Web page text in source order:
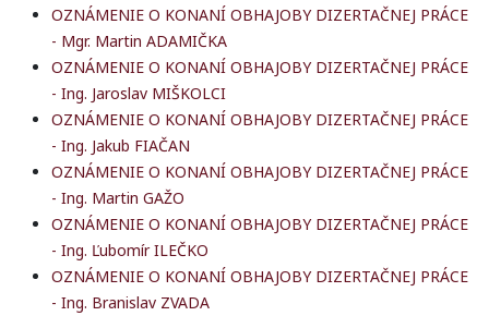
OZNÁMENIE O KONANÍ OBHAJOBY DIZERTAČNEJ PRÁCE
- Mgr. Martin ADAMIČKA
OZNÁMENIE O KONANÍ OBHAJOBY DIZERTAČNEJ PRÁCE
- Ing. Jaroslav MIŠKOLCI
OZNÁMENIE O KONANÍ OBHAJOBY DIZERTAČNEJ PRÁCE
- Ing. Jakub FIAČAN
OZNÁMENIE O KONANÍ OBHAJOBY DIZERTAČNEJ PRÁCE
- Ing. Martin GAŽO
OZNÁMENIE O KONANÍ OBHAJOBY DIZERTAČNEJ PRÁCE
- Ing. Ľubomír ILEČKO
OZNÁMENIE O KONANÍ OBHAJOBY DIZERTAČNEJ PRÁCE
- Ing. Branislav ZVADA